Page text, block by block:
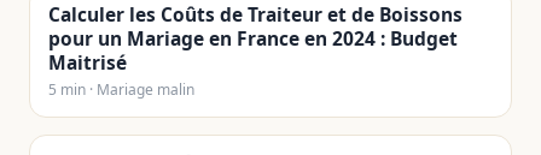
Calculer les Coûts de Traiteur et de Boissons
pour un Mariage en France en 2024 : Budget
Maitrisé
5 min · Mariage malin